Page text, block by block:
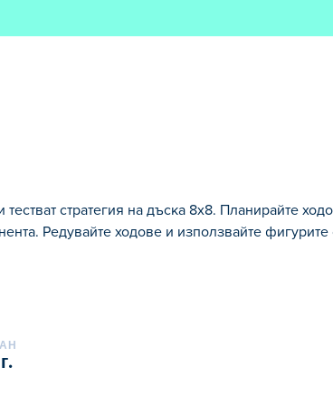
стратегия на дъска 8x8. Планирайте
Редувайте ходове и използвайте фигурите
умения! Играйте в режим на един играч, за
Със своя изчистен, семпъл и шикозен дизайн
да докажете своето шахматно майсторство?